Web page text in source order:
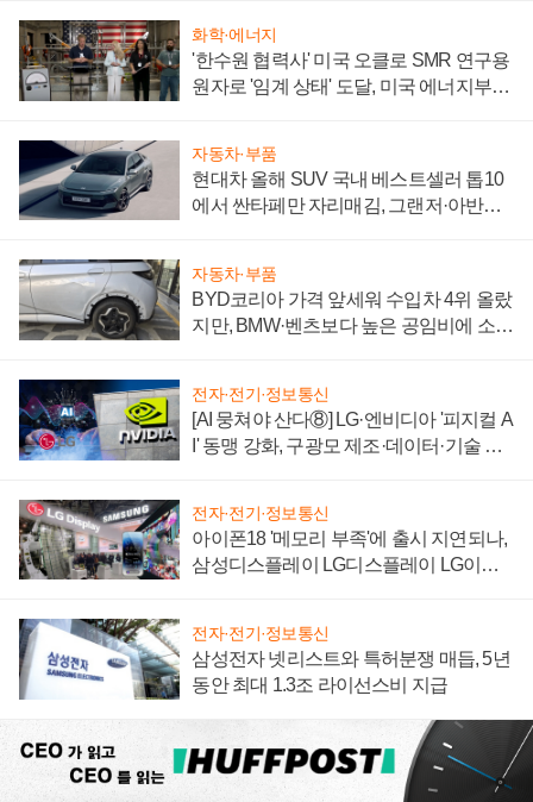
화학·에너지
'한수원 협력사' 미국 오클로 SMR 연구용
원자로 '임계 상태' 도달, 미국 에너지부
자동차·부품
현대차 올해 SUV 국내 베스트셀러 톱10
에서 싼타페만 자리매김, 그랜저·아반떼
자동차·부품
BYD코리아 가격 앞세워 수입차 4위 올랐
지만, BMW·벤츠보다 높은 공임비에 소비
전자·전기·정보통신
[AI 뭉쳐야 산다⑧] LG·엔비디아 '피지컬 A
I' 동맹 강화, 구광모 제조·데이터·기술 결
전자·전기·정보통신
아이폰18 '메모리 부족'에 출시 지연되나,
삼성디스플레이 LG디스플레이 LG이노
전자·전기·정보통신
삼성전자 넷리스트와 특허분쟁 매듭, 5년
동안 최대 1.3조 라이선스비 지급